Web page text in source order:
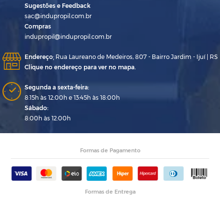
Sugestões e Feedback
sac@indupropil.com.br
Compras
indupropil@indupropil.com.br
Endereço: Rua Laureano de Medeiros, 807 - Bairro Jardim - Ijuí | RS
Clique no endereço para ver no mapa.
Segunda a sexta-feira:
8:15h às 12:00h e 13:45h às 18:00h
Sábado:
8:00h às 12:00h
Formas de Pagamento
Formas de Entrega